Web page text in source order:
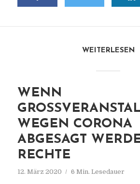
WEITERLESEN
WENN
EGEN CORONA A
BGESAGT
ECHTE
12. März 2020 6 Min. Lesedauer